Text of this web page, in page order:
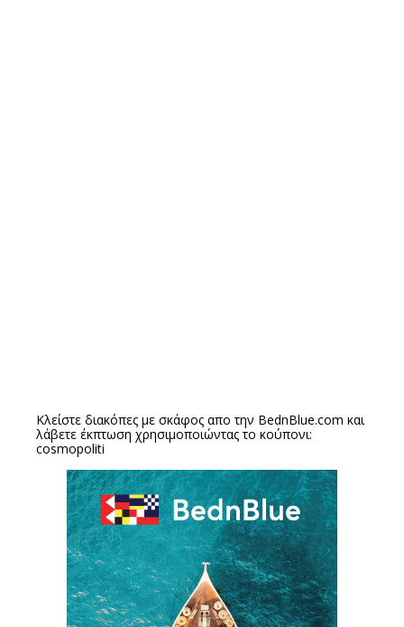
Κλείστε διακόπες με σκάφος απο την BednBlue.com και
λάβετε έκπτωση χρησιμοποιώντας το κούπονι:
cosmopoliti